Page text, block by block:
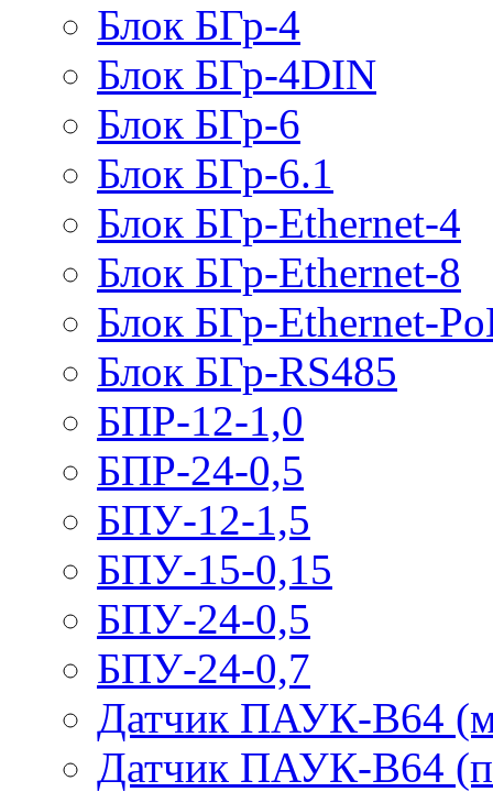
Блок БГр-4
Блок БГр-4DIN
Блок БГр-6
Блок БГр-6.1
Блок БГр-Ethernet-4
Блок БГр-Ethernet-8
Блок БГр-Ethernet-
Блок БГр-RS485
БПР-12-1,0
БПР-24-0,5
БПУ-12-1,5
БПУ-15-0,15
БПУ-24-0,5
БПУ-24-0,7
Датчик ПАУК-В64
Датчик ПАУК-В64